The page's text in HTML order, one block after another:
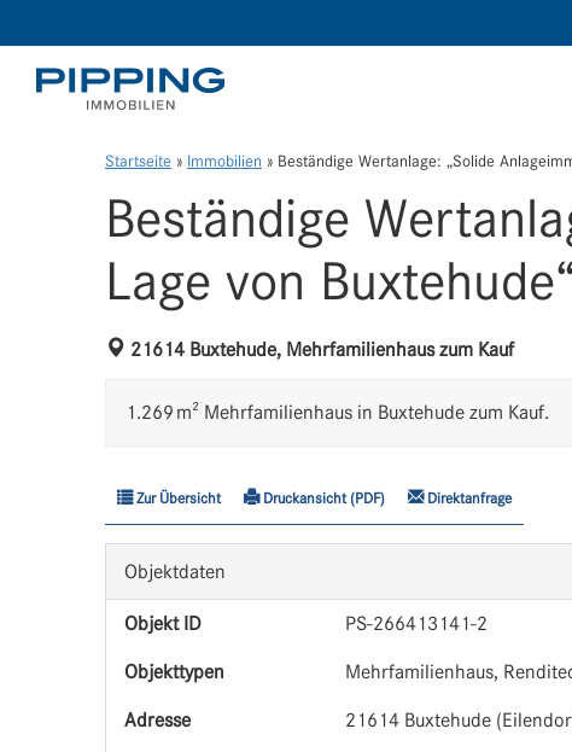
Startseite » Immobilien » Beständige Wertanlage: „Solide
Beständige
Lage von
21614 Buxtehude, Mehrfamilienhaus zum Kauf
1.269 m² Mehrfamilienhaus in Buxtehude zum Kauf.
Zur Übersicht Druckansicht (PDF) Direktanfrage
Objektdaten
Objekt ID PS-266413141-2
Objekttypen Mehrfamilienhaus,
Adresse 21614 Buxtehude